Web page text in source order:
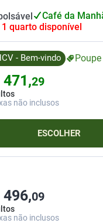
Café da
quarto disponível
- Bem-vindo Poupe
471,29
não inclusos
ESCOLHER
496,09
não inclusos